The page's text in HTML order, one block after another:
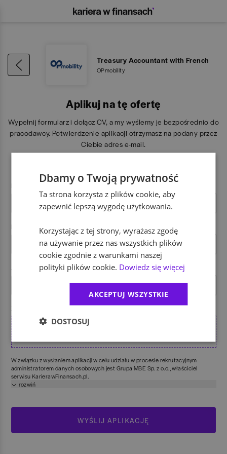
Treasury Accountant with French
OPmobility
Aplikuj na tę ofertę
Wypełnij formularz i dołącz CV, a my wyślemy je bezpośrednio do
pracodawcy. Potwierdzenie aplikacji otrzymasz na podany przez
Ciebie adres e-mail.
Powodzenia!
Adres e-mail
W związku z wysłaniem aplikacji w celu udziału w procesie rekrutacyjnym
administratorem danych osobowych jest Grupa MBE Sp. z o.o., właściciel
serwisu KarierawFinansach.pl.
rozwiń
administrator powierzył przetwarzanie danych osobowych.
WYŚLIJ APLIKACJĘ
Dbamy o Twoją prywatność
Ta strona korzysta z plików cookie, aby
zapewnić lepszą wygodę użytkowania.
Korzystając z tej strony, wyrażasz zgodę
na używanie przez nas wszystkich plików
cookie zgodnie z warunkami naszej
polityki plików cookie. Dowiedz się więcej
AKCEPTUJ WSZYSTKIE
DOSTOSUJ